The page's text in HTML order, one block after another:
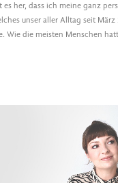
es her, dass ich meine ganz
unser aller Alltag seit
Wie die meisten Menschen